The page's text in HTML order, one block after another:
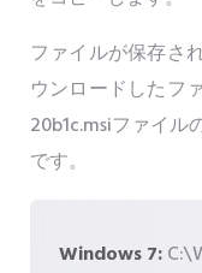
ファイルが保存さ
ウンロードしたフ
20b1c.msiファイル
です。
Windows 7: